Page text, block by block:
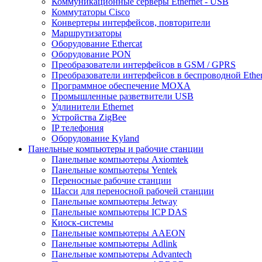
Коммутаторы Cisco
Конвертеры интерфейсов, повторители
Маршрутизаторы
Оборудование Ethercat
Оборудование PON
Преобразователи интерфейсов в GSM / GPRS
Преобразователи интерфейсов в беспроводной
Программное обеспечение MOXA
Промышленные разветвители USB
Удлинители Ethernet
Устройства ZigBee
IP телефония
Оборудование Kyland
Панельные компьютеры и рабочие станции
Панельные компьютеры Axiomtek
Панельные компьютеры Yentek
Переносные рабочие станции
Шасси для переносной рабочей станции
Панельные компьютеры Jetway
Панельные компьютеры ICP DAS
Киоск-системы
Панельные компьютеры AAEON
Панельные компьютеры Adlink
Панельные компьютеры Advantech